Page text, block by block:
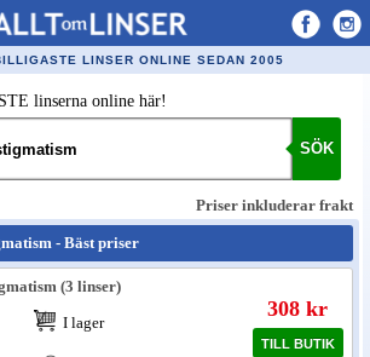
LINSER ONLINE SEDAN 2005
linserna online här!
SÖK
Priser inkluderar frakt
- Bäst priser
(3 linser)
I lager
308 kr
TILL BUTIK